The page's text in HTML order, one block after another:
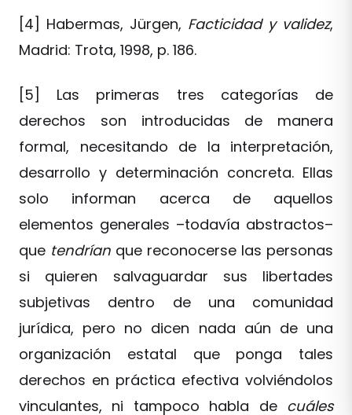
[4] Habermas, Jürgen, Facticidad y validez,
Madrid: Trota, 1998, p. 186.
[5] Las primeras tres categorías de
derechos son introducidas de manera
formal, necesitando de la interpretación,
desarrollo y determinación concreta. Ellas
solo informan acerca de aquellos
elementos generales –todavía abstractos–
que tendrían que reconocerse las personas
si quieren salvaguardar sus libertades
subjetivas dentro de una comunidad
jurídica, pero no dicen nada aún de una
organización estatal que ponga tales
derechos en práctica efectiva volviéndolos
vinculantes, ni tampoco habla de cuáles